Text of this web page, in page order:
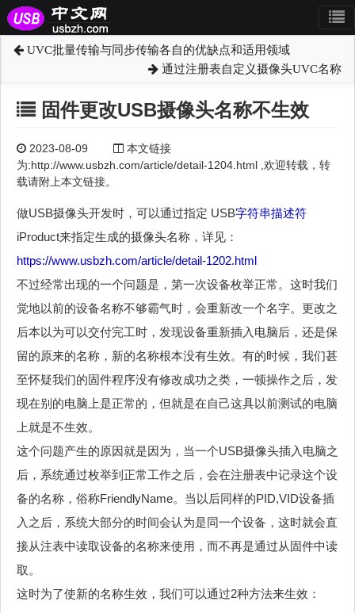
UVC批量传输与同步传输各自的优缺点和适用领域
通过注册表自定义摄像头UVC名称
固件更改USB摄像头名称不生效
2023-08-09
本文链接
为:http://www.usbzh.com/article/detail-1204.html ,欢迎转载，转
载请附上本文链接。
做USB摄像头开发时，可以通过指定 USB字符串描述符
iProduct来指定生成的摄像头名称，详见：
https://www.usbzh.com/article/detail-1202.html
不过经常出现的一个问题是，第一次设备枚举正常。这时我们
觉地以前的设备名称不够霸气时，会重新改一个名字。更改之
后本以为可以交付完工时，发现设备重新插入电脑后，还是保
留的原来的名称，新的名称根本没有生效。有的时候，我们甚
至怀疑我们的固件程序没有修改成功之类，一顿操作之后，发
现在别的电脑上是正常的，但就是在自己这具以前测试的电脑
上就是不生效。
这个问题产生的原因就是因为，当一个USB摄像头插入电脑之
后，系统通过枚举到正常工作之后，会在注册表中记录这个设
备的名称，俗称FriendlyName。当以后同样的PID,VID设备插
入之后，系统大部分的时间会认为是同一个设备，这时就会直
接从注表中读取设备的名称来使用，而不再是通过从固件中读
取。
这时为了使新的名称生效，我们可以通过2种方法来生效：